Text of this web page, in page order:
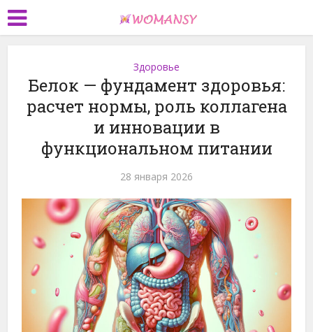
Здоровье
Белок — фундамент здоровья:
расчет нормы, роль коллагена
и инновации в
функциональном питании
28 января 2026